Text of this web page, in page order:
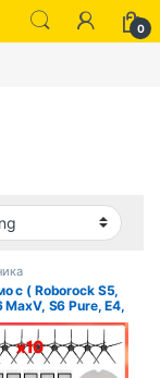
0
с ( Roborock S5,
MaxV, S6 Pure, E4,
S55 ) Валик
Фильтр
Деталь